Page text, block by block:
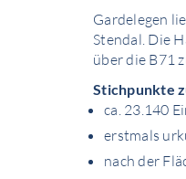
Gardelegen
Stendal. Die
über die B71
Stichpunkte
ca. 23.140
erstmals
nach der